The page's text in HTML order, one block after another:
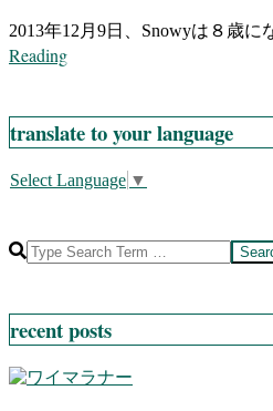
2013年12月9日、Snowyは８歳に
Reading
translate to your language
Select Language ▼
Search
recent posts